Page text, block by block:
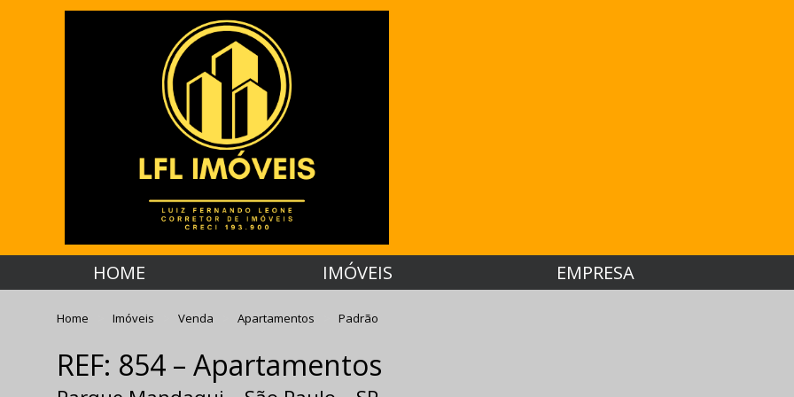
HOME IMÓVEIS EMPRESA
Home Imóveis Venda Apartamentos Padrão
REF: 854 – Apartamentos